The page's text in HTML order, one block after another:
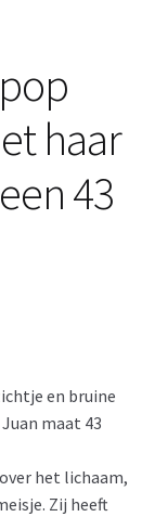
haar
43
en bruine
maat 43
het lichaam,
Zij heeft